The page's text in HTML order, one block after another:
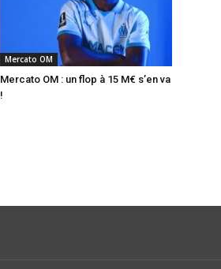
Mercato OM
Mercato OM : un flop à 15 M€ s’en va
!